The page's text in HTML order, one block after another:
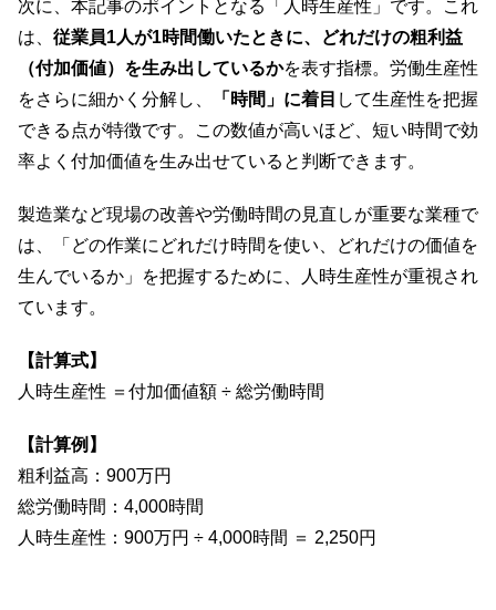
次に、本記事のポイントとなる「人時生産性」です。これ
は、 従業員1人が1時間働いたときに、どれだけの粗利益
（付加価値）を生み出しているかを表す指標。労働生産性
をさらに細かく分解し、
「時間」に着目 して生産性を把握
できる点が特徴です。この数値が高いほど、短い時間で効
率よく付加価値を生み出せていると判断できます。
製造業など現場の改善や労働時間の見直しが重要な業種で
は、「どの作業にどれだけ時間を使い、どれだけの価値を
生んでいるか」を把握するために、人時生産性が重視され
ています。
【計算式】
人時生産性 ＝付加価値額 ÷ 総労働時間
【計算例】
粗利益高：900万円
総労働時間：4,000時間
人時生産性：900万円 ÷ 4,000時間 ＝ 2,250円